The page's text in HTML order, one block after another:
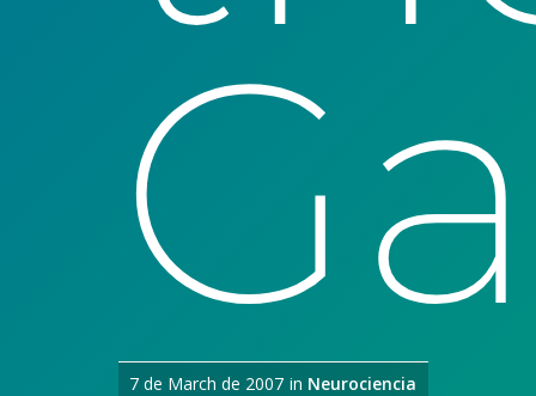
7 de March de 2007 in Neurociencia